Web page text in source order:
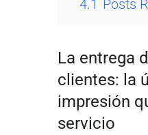
4.1 Posts
La entrega
clientes: la
impresión
servicio